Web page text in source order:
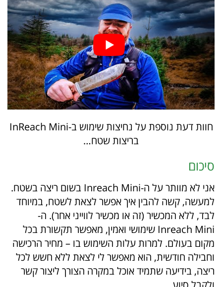
חוות דעת נוספת על נחיצות שימוש ב-InReach Mini
בריצות שטח…
סיכום
אני לא מוותר על ה-Inreach Mini בשום ריצה בשטח.
למעשה, קשה להבין איך אפשר לצאת לשטח, במיוחד
לבד, ללא המכשיר (זה או מכשיר לווייני אחר). ה-
Inreach Mini שימושי ואמין, מאפשר תקשורת בכל
מקום בעולם. למרות עלות השימוש בו – מחיר הרכישה
וחבילה חודשית, הוא מאפשר לי לצאת ללא חשש לכל
ריצה, בידיעה שתמיד אוכל במקרה הצורך ליצור קשר